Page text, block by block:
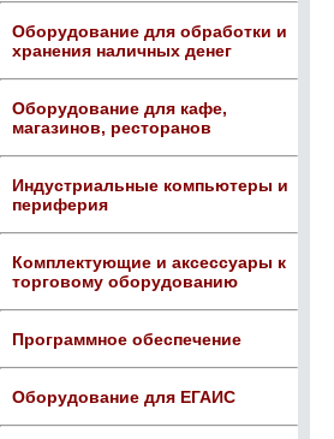
Оборудование для обработки и
хранения наличных денег
Оборудование для кафе,
магазинов, ресторанов
Индустриальные компьютеры и
периферия
Комплектующие и аксессуары к
торговому оборудованию
Программное обеспечение
Оборудование для ЕГАИС